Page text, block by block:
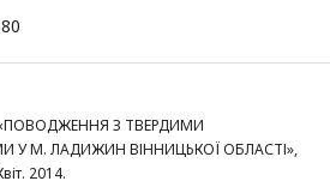
«ПОВОДЖЕННЯ З ТВЕРДИМИ
У М. ЛАДИЖИН ВІННИЦЬКОЇ ОБЛАСТІ»,
2014.